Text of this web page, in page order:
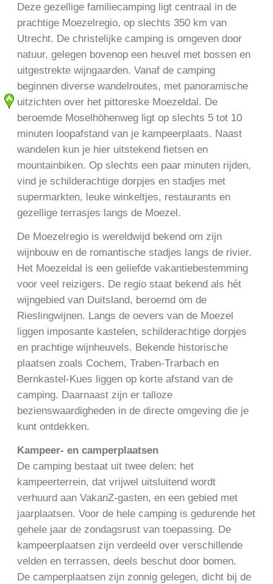
Deze gezellige familiecamping ligt centraal in de
prachtige Moezelregio, op slechts 350 km van
Utrecht. De christelijke camping is omgeven door
natuur, gelegen bovenop een heuvel met bossen en
uitgestrekte wijngaarden. Vanaf de camping
beginnen diverse wandelroutes, met panoramische
uitzichten over het pittoreske Moezeldal. De
beroemde Moselhöhenweg ligt op slechts 5 tot 10
minuten loopafstand van je kampeerplaats. Naast
wandelen kun je hier uitstekend fietsen en
mountainbiken. Op slechts een paar minuten rijden,
vind je schilderachtige dorpjes en stadjes met
supermarkten, leuke winkeltjes, restaurants en
gezellige terrasjes langs de Moezel.
De Moezelregio is wereldwijd bekend om zijn
wijnbouw en de romantische stadjes langs de rivier.
Het Moezeldal is een geliefde vakantiebestemming
voor veel reizigers. De regio staat bekend als hét
wijngebied van Duitsland, beroemd om de
Rieslingwijnen. Langs de oevers van de Moezel
liggen imposante kastelen, schilderachtige dorpjes
en prachtige wijnheuvels. Bekende historische
plaatsen zoals Cochem, Traben-Trarbach en
Bernkastel-Kues liggen op korte afstand van de
camping. Daarnaast zijn er talloze
bezienswaardigheden in de directe omgeving die je
kunt ontdekken.
Kampeer- en camperplaatsen
De camping bestaat uit twee delen: het
kampeerterrein, dat vrijwel uitsluitend wordt
verhuurd aan VakanZ-gasten, en een gebied met
jaarplaatsen. Voor de hele camping is gedurende het
gehele jaar de zondagsrust van toepassing. De
kampeerplaatsen zijn verdeeld over verschillende
velden en terrassen, deels beschut door bomen.
De camperplaatsen zijn zonnig gelegen, dicht bij de